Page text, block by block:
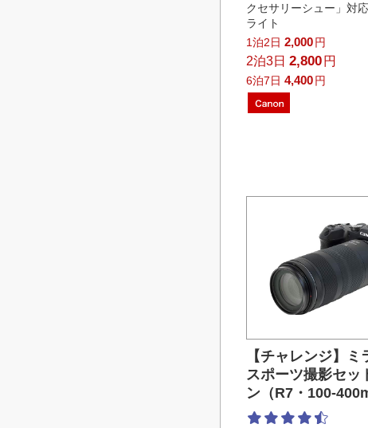
クセサリーシュー」対
ライト
1泊2日 2,000円
2泊3日 2,800 円
6泊7日 4,400円
【チャレンジ】ミ
スポーツ撮影セッ
ン（R7・100-